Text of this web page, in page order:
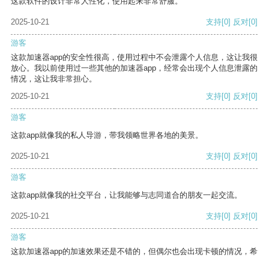
2025-10-21 支持[0] 反对[0]
游客
这款加速器app的安全性很高，使用过程中不会泄露个人信息，这让我很
放心。我以前使用过一些其他的加速器app，经常会出现个人信息泄露的
情况，这让我非常担心。
2025-10-21
支持[0] 反对[0]
游客
这款app就像我的私人导游，带我领略世界各地的美景。
2025-10-21 支持[0] 反对[0]
游客
这款app就像我的社交平台，让我能够与志同道合的朋友一起交流。
2025-10-21 支持[0] 反对[0]
游客
这款加速器app的加速效果还是不错的，但偶尔也会出现卡顿的情况，希